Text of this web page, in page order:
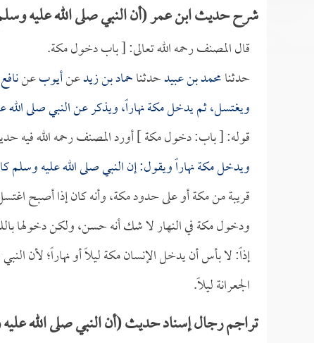
شرح حديث ابن عمر (أن النبي صلى الله عليه
قال المصنف رحمه الله تعالى: [ باب دخول مكة.
حدثنامحمد بن عبيدحدثناحماد بن زيدعنأيوبعننافع
ويغتسل، ثم يدخل مكة نهاراً، ويذكر عن النبي صلى الله
قوله: [ باب: دخول مكة ] أورد المصنف رحمه الله فيه
ويدخل مكة نهاراً ويقول: إن النبي صلى الله عليه وسلم
قريبة من مكة أو على حدود مكة، وأنه كان إذا أصبح
ودخول مكة في النهار لا شك أنه حسن، ولكن دخولها
إذاً: لا بأس أن يدخل الإنسان مكة ليلاً أو نهاراً؛ لأن
الجعرانة ليلاً.
تراجم رجال إسناد حديث (أن النبي صلى الله